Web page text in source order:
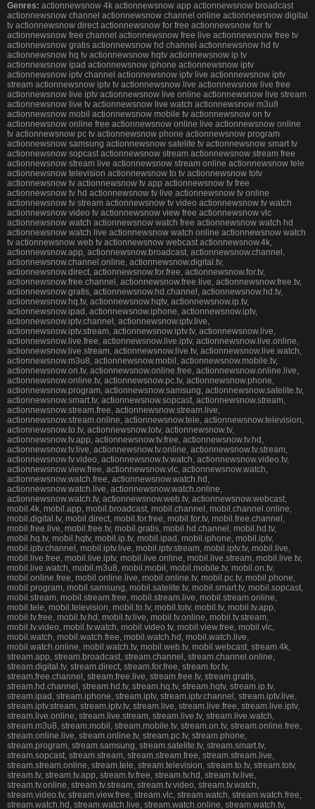
Genres: actionnewsnow 4k actionnewsnow app actionnewsnow broadcast
actionnewsnow channel actionnewsnow channel online actionnewsnow digital
tv actionnewsnow direct actionnewsnow for free actionnewsnow for tv
actionnewsnow free channel actionnewsnow free live actionnewsnow free tv
actionnewsnow gratis actionnewsnow hd channel actionnewsnow hd tv
actionnewsnow hq tv actionnewsnow hqtv actionnewsnow ip tv
actionnewsnow ipad actionnewsnow iphone actionnewsnow iptv
actionnewsnow iptv channel actionnewsnow iptv live actionnewsnow iptv
stream actionnewsnow iptv tv actionnewsnow live actionnewsnow live free
actionnewsnow live iptv actionnewsnow live online actionnewsnow live stream
actionnewsnow live tv actionnewsnow live watch actionnewsnow m3u8
actionnewsnow mobil actionnewsnow mobile tv actionnewsnow on tv
actionnewsnow online free actionnewsnow online live actionnewsnow online
tv actionnewsnow pc tv actionnewsnow phone actionnewsnow program
actionnewsnow samsung actionnewsnow satelite tv actionnewsnow smart tv
actionnewsnow sopcast actionnewsnow stream actionnewsnow stream free
actionnewsnow stream live actionnewsnow stream online actionnewsnow tele
actionnewsnow television actionnewsnow to tv actionnewsnow totv
actionnewsnow tv actionnewsnow tv app actionnewsnow tv free
actionnewsnow tv hd actionnewsnow tv live actionnewsnow tv online
actionnewsnow tv stream actionnewsnow tv video actionnewsnow tv watch
actionnewsnow video tv actionnewsnow view free actionnewsnow vlc
actionnewsnow watch actionnewsnow watch free actionnewsnow watch hd
actionnewsnow watch live actionnewsnow watch online actionnewsnow watch
tv actionnewsnow web tv actionnewsnow webcast actionnewsnow.4k,
actionnewsnow.app, actionnewsnow.broadcast, actionnewsnow.channel,
actionnewsnow.channel.online, actionnewsnow.digital.tv,
actionnewsnow.direct, actionnewsnow.for.free, actionnewsnow.for.tv,
actionnewsnow.free.channel, actionnewsnow.free.live, actionnewsnow.free.tv,
actionnewsnow.gratis, actionnewsnow.hd.channel, actionnewsnow.hd.tv,
actionnewsnow.hq.tv, actionnewsnow.hqtv, actionnewsnow.ip.tv,
actionnewsnow.ipad, actionnewsnow.iphone, actionnewsnow.iptv,
actionnewsnow.iptv.channel, actionnewsnow.iptv.live,
actionnewsnow.iptv.stream, actionnewsnow.iptv.tv, actionnewsnow.live,
actionnewsnow.live.free, actionnewsnow.live.iptv, actionnewsnow.live.online,
actionnewsnow.live.stream, actionnewsnow.live.tv, actionnewsnow.live.watch,
actionnewsnow.m3u8, actionnewsnow.mobil, actionnewsnow.mobile.tv,
actionnewsnow.on.tv, actionnewsnow.online.free, actionnewsnow.online.live,
actionnewsnow.online.tv, actionnewsnow.pc.tv, actionnewsnow.phone,
actionnewsnow.program, actionnewsnow.samsung, actionnewsnow.satelite.tv,
actionnewsnow.smart.tv, actionnewsnow.sopcast, actionnewsnow.stream,
actionnewsnow.stream.free, actionnewsnow.stream.live,
actionnewsnow.stream.online, actionnewsnow.tele, actionnewsnow.television,
actionnewsnow.to.tv, actionnewsnow.totv, actionnewsnow.tv,
actionnewsnow.tv.app, actionnewsnow.tv.free, actionnewsnow.tv.hd,
actionnewsnow.tv.live, actionnewsnow.tv.online, actionnewsnow.tv.stream,
actionnewsnow.tv.video, actionnewsnow.tv.watch, actionnewsnow.video.tv,
actionnewsnow.view.free, actionnewsnow.vlc, actionnewsnow.watch,
actionnewsnow.watch.free, actionnewsnow.watch.hd,
actionnewsnow.watch.live, actionnewsnow.watch.online,
actionnewsnow.watch.tv, actionnewsnow.web.tv, actionnewsnow.webcast,
mobil.4k, mobil.app, mobil.broadcast, mobil.channel, mobil.channel.online,
mobil.digital.tv, mobil.direct, mobil.for.free, mobil.for.tv, mobil.free.channel,
mobil.free.live, mobil.free.tv, mobil.gratis, mobil.hd.channel, mobil.hd.tv,
mobil.hq.tv, mobil.hqtv, mobil.ip.tv, mobil.ipad, mobil.iphone, mobil.iptv,
mobil.iptv.channel, mobil.iptv.live, mobil.iptv.stream, mobil.iptv.tv, mobil.live,
mobil.live.free, mobil.live.iptv, mobil.live.online, mobil.live.stream, mobil.live.tv,
mobil.live.watch, mobil.m3u8, mobil.mobil, mobil.mobile.tv, mobil.on.tv,
mobil.online.free, mobil.online.live, mobil.online.tv, mobil.pc.tv, mobil.phone,
mobil.program, mobil.samsung, mobil.satelite.tv, mobil.smart.tv, mobil.sopcast,
mobil.stream, mobil.stream.free, mobil.stream.live, mobil.stream.online,
mobil.tele, mobil.television, mobil.to.tv, mobil.totv, mobil.tv, mobil.tv.app,
mobil.tv.free, mobil.tv.hd, mobil.tv.live, mobil.tv.online, mobil.tv.stream,
mobil.tv.video, mobil.tv.watch, mobil.video.tv, mobil.view.free, mobil.vlc,
mobil.watch, mobil.watch.free, mobil.watch.hd, mobil.watch.live,
mobil.watch.online, mobil.watch.tv, mobil.web.tv, mobil.webcast, stream.4k,
stream.app, stream.broadcast, stream.channel, stream.channel.online,
stream.digital.tv, stream.direct, stream.for.free, stream.for.tv,
stream.free.channel, stream.free.live, stream.free.tv, stream.gratis,
stream.hd.channel, stream.hd.tv, stream.hq.tv, stream.hqtv, stream.ip.tv,
stream.ipad, stream.iphone, stream.iptv, stream.iptv.channel, stream.iptv.live,
stream.iptv.stream, stream.iptv.tv, stream.live, stream.live.free, stream.live.iptv,
stream.live.online, stream.live.stream, stream.live.tv, stream.live.watch,
stream.m3u8, stream.mobil, stream.mobile.tv, stream.on.tv, stream.online.free,
stream.online.live, stream.online.tv, stream.pc.tv, stream.phone,
stream.program, stream.samsung, stream.satelite.tv, stream.smart.tv,
stream.sopcast, stream.stream, stream.stream.free, stream.stream.live,
stream.stream.online, stream.tele, stream.television, stream.to.tv, stream.totv,
stream.tv, stream.tv.app, stream.tv.free, stream.tv.hd, stream.tv.live,
stream.tv.online, stream.tv.stream, stream.tv.video, stream.tv.watch,
stream.video.tv, stream.view.free, stream.vlc, stream.watch, stream.watch.free,
stream.watch.hd, stream.watch.live, stream.watch.online, stream.watch.tv,